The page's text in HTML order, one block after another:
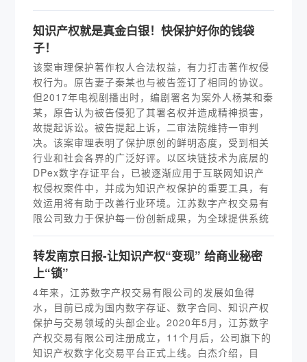
知识产权就是真金白银！快保护好你的钱袋
子！
该案审理保护著作权人合法权益，有力打击著作权侵
权行为。原告妻子秦某也与被告签订了相同的协议。
但2017年电视剧播出时，编剧署名为案外人杨某和秦
某，原告认为被告侵犯了其署名权并造成精神损害，
故提起诉讼。被告提起上诉，二审法院维持一审判
决。该案审理表明了保护原创的鲜明态度，受到相关
行业和社会各界的广泛好评。以区块链技术为底层的
DPex数字存证平台，已被逐渐应用于互联网知识产
权侵权案件中，并成为知识产权保护的重要工具，有
效运用将有助于改善行业环境。江苏数字产权交易有
限公司致力于保护每一份创新成果，为全球提供系统
转发南京日报-让知识产权“变现” 给商业秘密
上“锁”
4年来，江苏数字产权交易有限公司的发展如鱼得
水，目前已成为国内数字存证、数字合同、知识产权
保护与交易领域的头部企业。2020年5月，江苏数字
产权交易有限公司注册成立，11个月后，公司旗下的
知识产权数字化交易平台正式上线。白杰介绍，目